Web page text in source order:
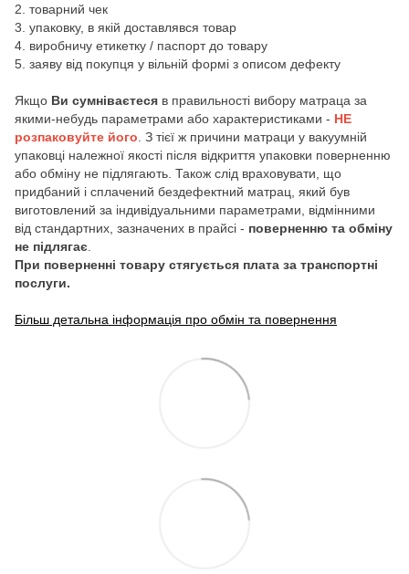
2. товарний чек
3. упаковку, в якій доставлявся товар
4. виробничу етикетку / паспорт до товару
5. заяву від покупця у вільній формі з описом дефекту
Якщо Ви сумніваєтеся в правильності вибору матраца за
якими-небудь параметрами або характеристиками - НЕ
розпаковуйте його. З тієї ж причини матраци у вакуумній
упаковці належної якості після відкриття упаковки поверненню
або обміну не підлягають. Також слід враховувати, що
придбаний і сплачений бездефектний матрац, який був
виготовлений за індивідуальними параметрами, відмінними
від стандартних, зазначених в прайсі - поверненню та обміну
не підлягає.
При поверненні товару стягується плата за транспортні
послуги.
Більш детальна інформація про обмін та повернення